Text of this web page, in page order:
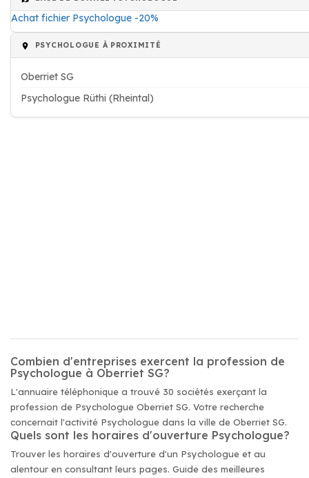
Achat fichier Psychologue -20%
PSYCHOLOGUE À PROXIMITÉ
Oberriet SG
Psychologue Rüthi (Rheintal)
Combien d'entreprises exercent la profession de
Psychologue à Oberriet SG?
L'annuaire téléphonique a trouvé 30 sociétés exerçant la
profession de Psychologue Oberriet SG. Votre recherche
concernait l'activité Psychologue dans la ville de Oberriet SG.
Quels sont les horaires d'ouverture Psychologue?
Trouver les horaires d'ouverture d'un Psychologue et au
alentour en consultant leurs pages. Guide des meilleures